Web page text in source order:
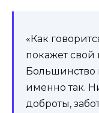
«Как
покажет свой
Большинство
именно так.
доброты,